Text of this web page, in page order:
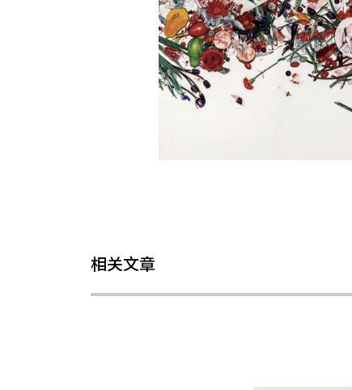
相关文章